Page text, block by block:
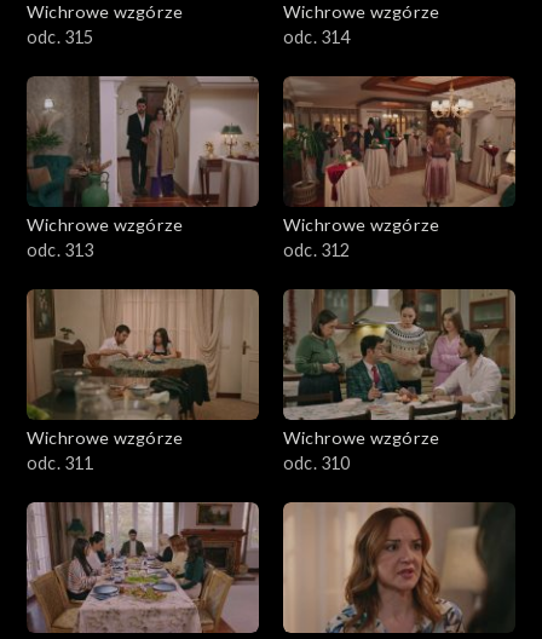
Wichrowe wzgórze
odc. 315
Wichrowe wzgórze
odc. 314
Wichrowe wzgórze
odc. 313
Wichrowe wzgórze
odc. 312
Wichrowe wzgórze
odc. 311
Wichrowe wzgórze
odc. 310